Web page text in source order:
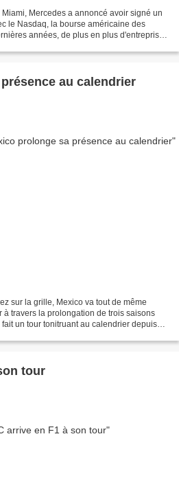
Mercedes a annoncé avoir signé un
le Nasdaq, la bourse américaine des
années, de plus en plus d'entreprises
au calendrier
sur la grille, Mexico va tout de même
travers la prolongation de trois saisons
un tour tonitruant au calendrier depuis
tour